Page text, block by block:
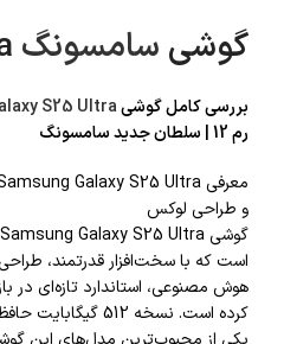
گوشی سامسونگ
بررسی کامل گوشیS25 Ultra
رم 12 | سلطان جدید سامسونگ
و طراحی لوکس
گوشی Samsung Galaxy S25 Ultra جدیدترین
است که با سخت‌افزار قدرتمند،
هوش مصنوعی، استاندارد تازه‌ای در